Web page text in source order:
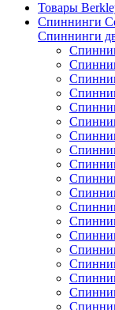
Товары
Спиннинги
Спиннинги